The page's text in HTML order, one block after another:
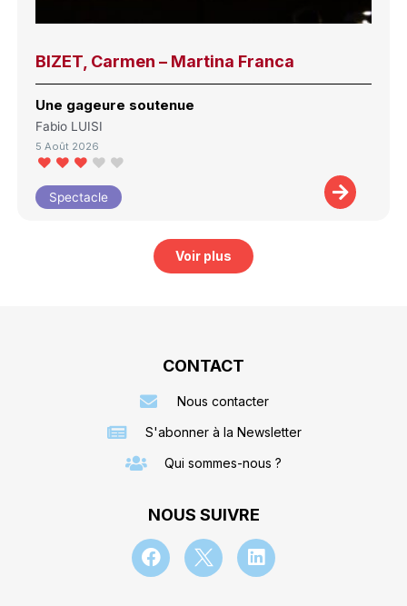
BIZET, Carmen – Martina Franca
Une gageure soutenue
Fabio LUISI
5 Août 2026
Spectacle
Voir plus
CONTACT
Nous contacter
S'abonner à la Newsletter
Qui sommes-nous ?
NOUS SUIVRE